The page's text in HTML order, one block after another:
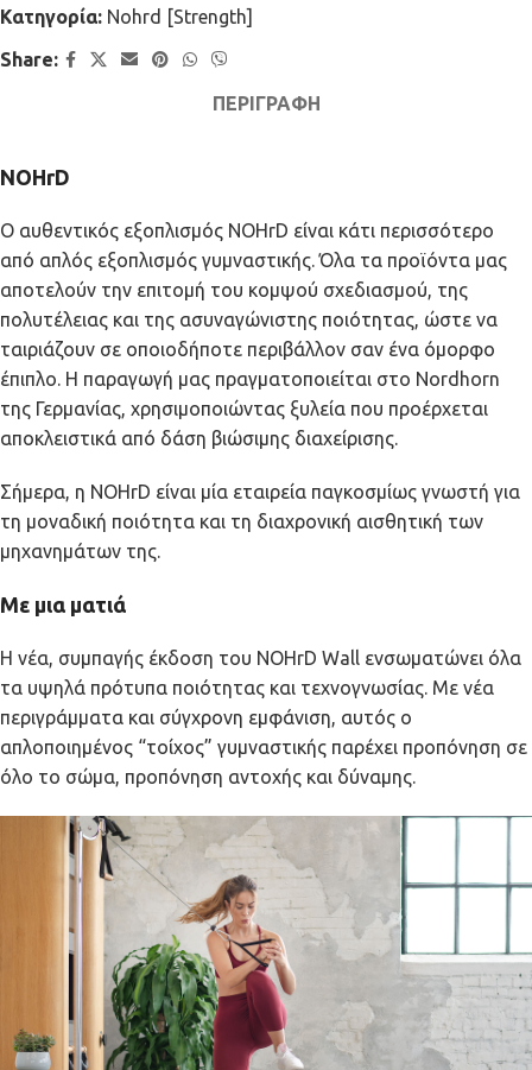
Κατηγορία: Nohrd [Strength]
Share:
ΠΕΡΙΓΡΑΦΉ
NOHrD
Ο αυθεντικός εξοπλισμός NOHrD είναι κάτι περισσότερο
από απλός εξοπλισμός γυμναστικής. Όλα τα προϊόντα μας
αποτελούν την επιτομή του κομψού σχεδιασμού, της
πολυτέλειας και της ασυναγώνιστης ποιότητας, ώστε να
ταιριάζουν σε οποιοδήποτε περιβάλλον σαν ένα όμορφο
έπιπλο. Η παραγωγή μας πραγματοποιείται στο Nordhorn
της Γερμανίας, χρησιμοποιώντας ξυλεία που προέρχεται
αποκλειστικά από δάση βιώσιμης διαχείρισης.
Σήμερα, η NOHrD είναι μία εταιρεία παγκοσμίως γνωστή για
τη μοναδική ποιότητα και τη διαχρονική αισθητική των
μηχανημάτων της.
Με μια ματιά
Η νέα, συμπαγής έκδοση του NOHrD Wall ενσωματώνει όλα
τα υψηλά πρότυπα ποιότητας και τεχνογνωσίας. Με νέα
περιγράμματα και σύγχρονη εμφάνιση, αυτός ο
απλοποιημένος “τοίχος” γυμναστικής παρέχει προπόνηση σε
όλο το σώμα, προπόνηση αντοχής και δύναμης.